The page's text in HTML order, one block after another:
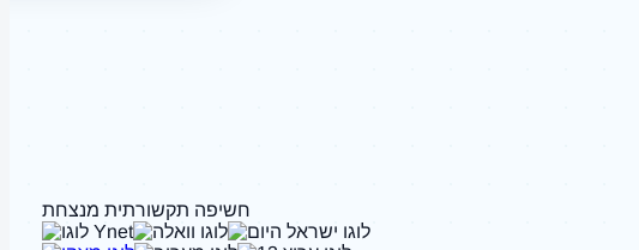
חשיפה תקשורתית מנצחת